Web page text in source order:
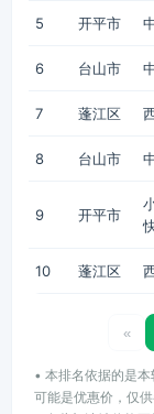
5 开平市
6 台山市
7 蓬江区
8 台山市
9 开平市
10 蓬江区
«
• 本排名依据的是
可能是优惠价，仅供